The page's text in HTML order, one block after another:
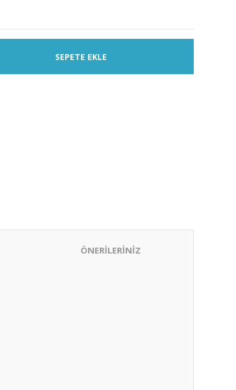
SEPETE EKLE
ÖNERİLERİNİZ